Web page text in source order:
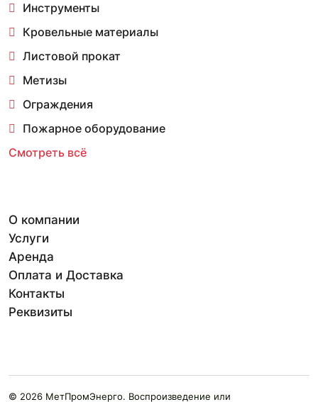
Инструменты
Кровельные материалы
Листовой прокат
Метизы
Ограждения
Пожарное оборудование
Смотреть всё
О компании
Услуги
Аренда
Оплата и Доставка
Контакты
Реквизиты
© 2026 МетПромЭнерго. Воспроизведение или